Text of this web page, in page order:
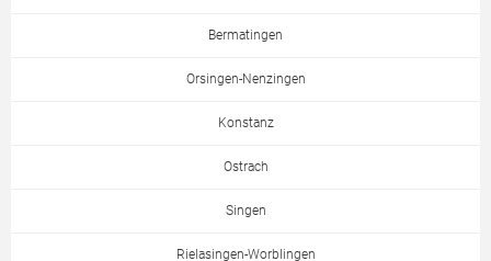
Bermatingen
Orsingen-Nenzingen
Konstanz
Ostrach
Singen
Rielasingen-Worblingen